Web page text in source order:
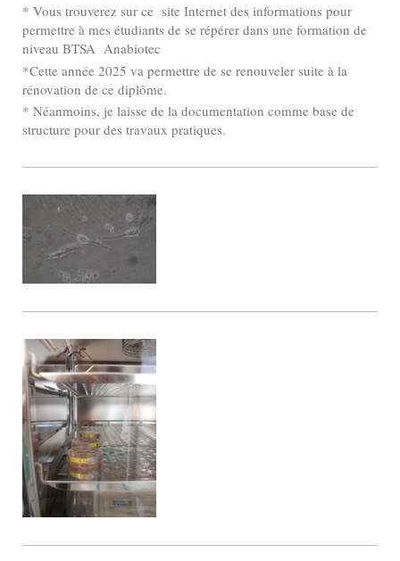
* Vous trouverez sur ce site Internet des informations pour
permettre à mes étudiants de se répérer dans une formation de
niveau BTSA Anabiotec
*Cette année 2025 va permettre de se renouveler suite à la
rénovation de ce diplôme.
* Néanmoins, je laisse de la documentation comme base de
structure pour des travaux pratiques.